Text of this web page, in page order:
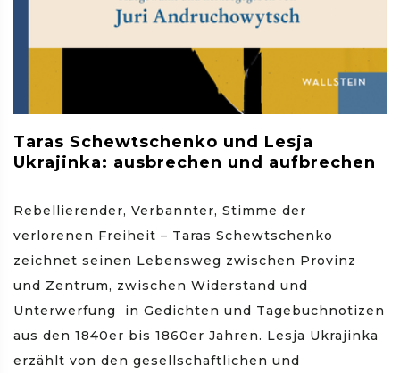
Taras Schewtschenko und Lesja
Ukrajinka: ausbrechen und aufbrechen
Rebellierender, Verbannter, Stimme der
verlorenen Freiheit – Taras Schewtschenko
zeichnet seinen Lebensweg zwischen Provinz
und Zentrum, zwischen Widerstand und
Unterwerfung in Gedichten und Tagebuchnotizen
aus den 1840er bis 1860er Jahren. Lesja Ukrajinka
erzählt von den gesellschaftlichen und